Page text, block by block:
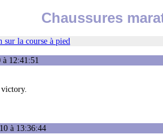
Chaussures
sur la course à pied
12:41:51
à 13:36:44